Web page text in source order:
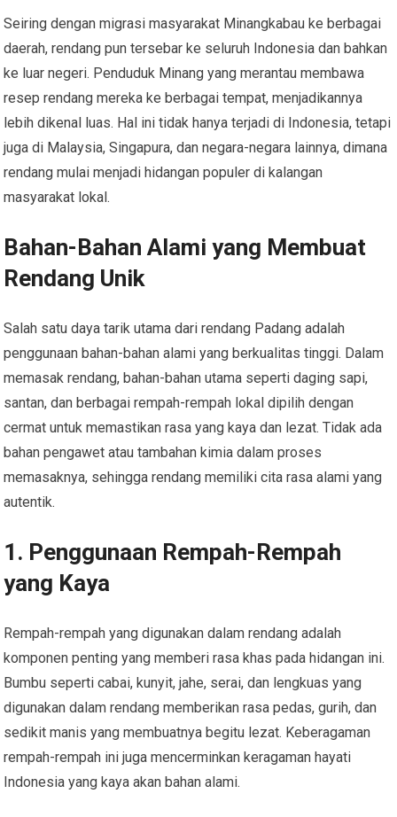
Seiring dengan migrasi masyarakat Minangkabau ke berbagai
daerah, rendang pun tersebar ke seluruh Indonesia dan bahkan
ke luar negeri. Penduduk Minang yang merantau membawa
resep rendang mereka ke berbagai tempat, menjadikannya
lebih dikenal luas. Hal ini tidak hanya terjadi di Indonesia, tetapi
juga di Malaysia, Singapura, dan negara-negara lainnya, dimana
rendang mulai menjadi hidangan populer di kalangan
masyarakat lokal.
Bahan-Bahan Alami yang Membuat
Rendang Unik
Salah satu daya tarik utama dari rendang Padang adalah
penggunaan bahan-bahan alami yang berkualitas tinggi. Dalam
memasak rendang, bahan-bahan utama seperti daging sapi,
santan, dan berbagai rempah-rempah lokal dipilih dengan
cermat untuk memastikan rasa yang kaya dan lezat. Tidak ada
bahan pengawet atau tambahan kimia dalam proses
memasaknya, sehingga rendang memiliki cita rasa alami yang
autentik.
1. Penggunaan Rempah-Rempah
yang Kaya
Rempah-rempah yang digunakan dalam rendang adalah
komponen penting yang memberi rasa khas pada hidangan ini.
Bumbu seperti cabai, kunyit, jahe, serai, dan lengkuas yang
digunakan dalam rendang memberikan rasa pedas, gurih, dan
sedikit manis yang membuatnya begitu lezat. Keberagaman
rempah-rempah ini juga mencerminkan keragaman hayati
Indonesia yang kaya akan bahan alami.